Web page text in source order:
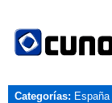
Categorías: España|